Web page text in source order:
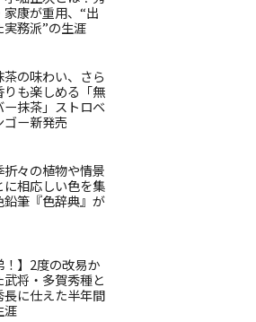
康が重用、“出
実務派”の生涯
茶の味わい、さら
りも楽しめる「無
ー抹茶」ストロベ
ゴー新発売
折々の植物や情景
に相応しい色を集
鉛筆『色辞典』が
！】2度の改易か
武将・多賀秀種と
長に仕えた半年間
涯